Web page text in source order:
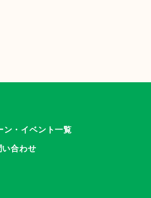
ン・イベント一覧
い合わせ